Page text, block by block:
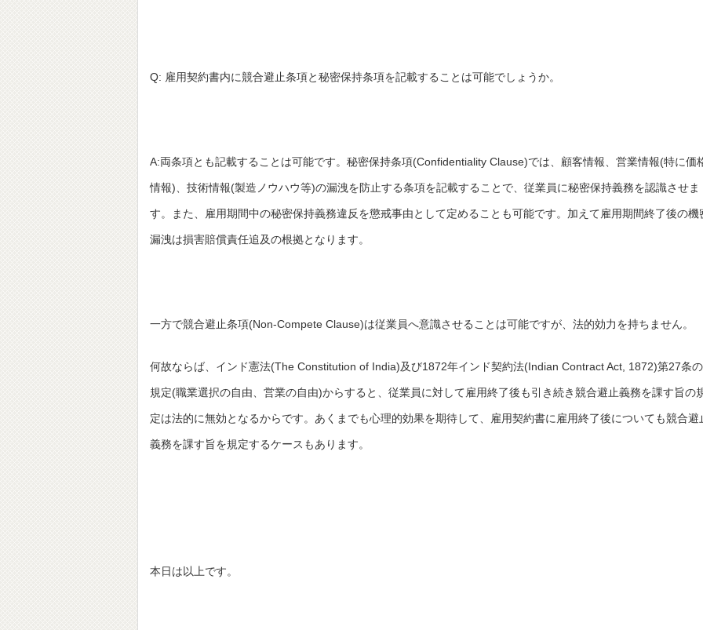
Q: 雇用契約書内に競合避止条項と秘密保持条項を記載することは可能でしょうか。
A:両条項とも記載することは可能です。秘密保持条項(Confidentiality Clause)では、顧客情報、営業情報(特に価
情報)、技術情報(製造ノウハウ等)の漏洩を防止する条項を記載することで、従業員に秘密保持義務を認識させま
す。また、雇用期間中の秘密保持義務違反を懲戒事由として定めることも可能です。加えて雇用期間終了後の機
漏洩は損害賠償責任追及の根拠となります。
一方で競合避止条項(Non-Compete Clause)は従業員へ意識させることは可能ですが、法的効力を持ちません。
何故ならば、インド憲法(The Constitution of India)及び1872年インド契約法(Indian Contract Act, 1872)第27条の
規定(職業選択の自由、営業の自由)からすると、従業員に対して雇用終了後も引き続き競合避止義務を課す旨の
定は法的に無効となるからです。あくまでも心理的効果を期待して、雇用契約書に雇用終了後についても競合避
義務を課す旨を規定するケースもあります。
本日は以上です。